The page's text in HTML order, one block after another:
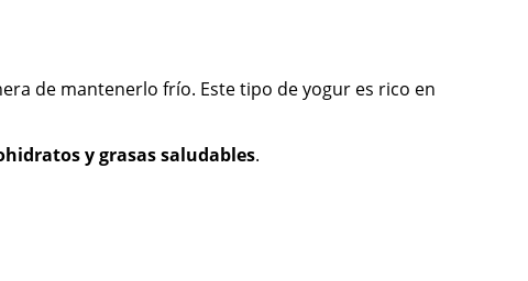
de mantenerlo frío. Este tipo de yogur es rico en
y grasas saludables.